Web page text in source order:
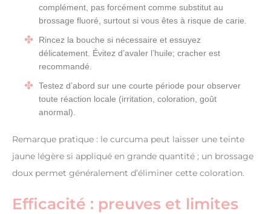
complément, pas forcément comme substitut au
brossage fluoré, surtout si vous êtes à risque de carie.
Rincez la bouche si nécessaire et essuyez
délicatement. Évitez d’avaler l’huile; cracher est
recommandé.
Testez d’abord sur une courte période pour observer
toute réaction locale (irritation, coloration, goût
anormal).
Remarque pratique : le curcuma peut laisser une teinte
jaune légère si appliqué en grande quantité ; un brossage
doux permet généralement d’éliminer cette coloration.
Efficacité : preuves et limites